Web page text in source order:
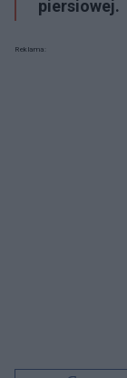
piersiowej.
Reklama: